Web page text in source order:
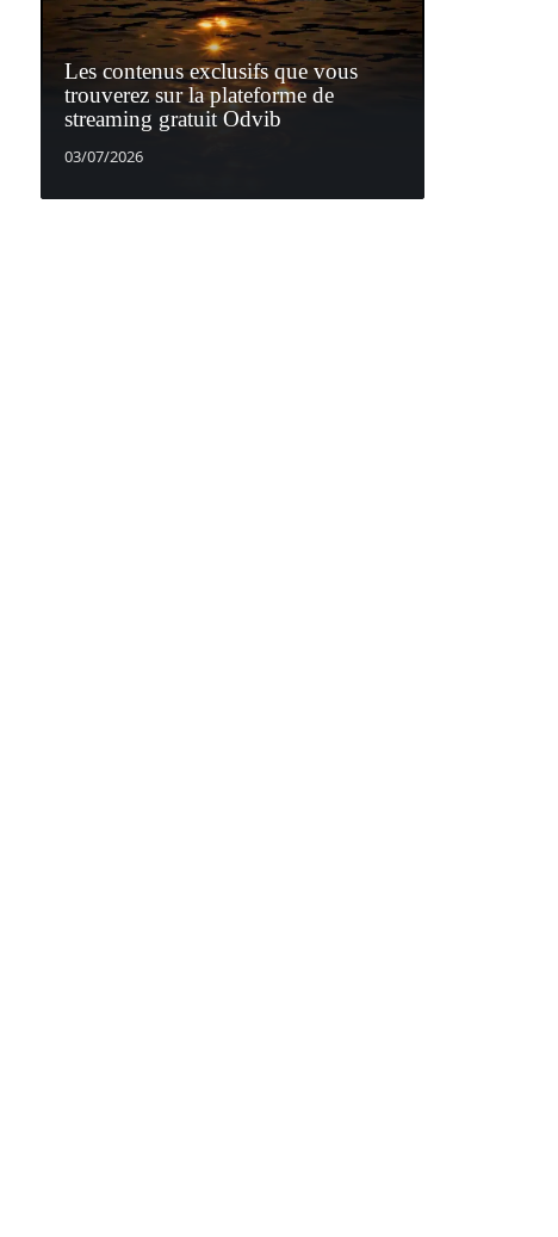
Les contenus exclusifs que vous
trouverez sur la plateforme de
streaming gratuit Odvib
03/07/2026